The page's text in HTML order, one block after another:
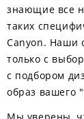
знающие все
таких
Canyon. Наши
только с
с подбором
образ вашего